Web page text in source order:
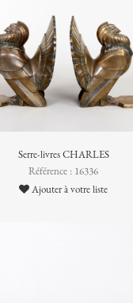
Serre-livres CHARLES
Référence : 16336
Ajouter à votre liste